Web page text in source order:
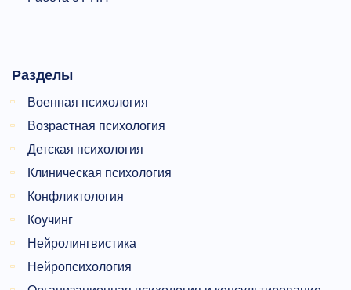
Разделы
Военная психология
Возрастная психология
Детская психология
Клиническая психология
Конфликтология
Коучинг
Нейролингвистика
Нейропсихология